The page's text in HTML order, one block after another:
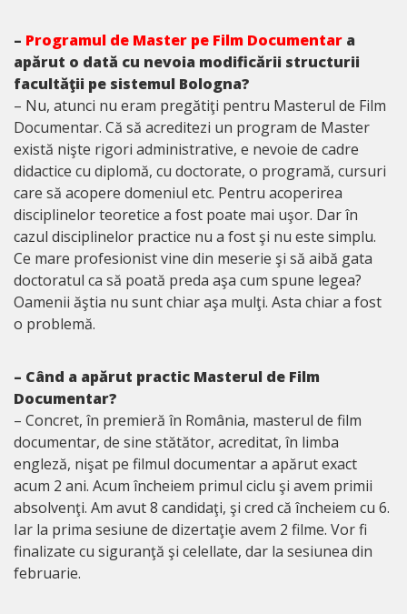
– Programul de Master pe Film Documentar a
apărut o dată cu nevoia modificării structurii
facultăţii pe sistemul Bologna?
– Nu, atunci nu eram pregătiţi pentru Masterul de Film
Documentar. Că să acreditezi un program de Master
există nişte rigori administrative, e nevoie de cadre
didactice cu diplomă, cu doctorate, o programă, cursuri
care să acopere domeniul etc. Pentru acoperirea
disciplinelor teoretice a fost poate mai uşor. Dar în
cazul disciplinelor practice nu a fost şi nu este simplu.
Ce mare profesionist vine din meserie şi să aibă gata
doctoratul ca să poată preda aşa cum spune legea?
Oamenii ăştia nu sunt chiar aşa mulţi. Asta chiar a fost
o problemă.
– Când a apărut practic Masterul de Film
Documentar?
– Concret, în premieră în România, masterul de film
documentar, de sine stătător, acreditat, în limba
engleză, nişat pe filmul documentar a apărut exact
acum 2 ani. Acum încheiem primul ciclu şi avem primii
absolvenţi. Am avut 8 candidaţi, şi cred că încheiem cu 6.
Iar la prima sesiune de dizertaţie avem 2 filme. Vor fi
finalizate cu siguranţă şi celellate, dar la sesiunea din
februarie.